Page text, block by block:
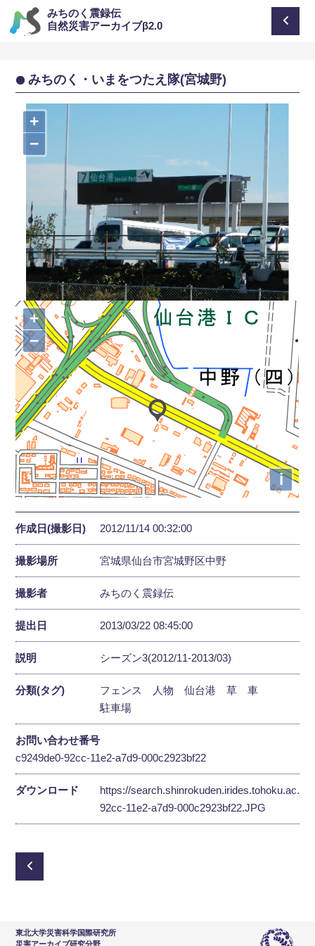
みちのく震録伝
自然災害アーカイブβ2.0
みちのく・いまをつたえ隊(宮城野)
+
−
+
−
i
作成日(撮影日) 2012/11/14 00:32:00
撮影場所 宮城県仙台市宮城野区中野
撮影者 みちのく震録伝
提出日 2013/03/22 08:45:00
説明 シーズン3(2012/11-2013/03)
分類(タグ) フェンス 人物 仙台港 草
車
駐車場
お問い合わせ番号
c9249de0-92cc-11e2-a7d9-000c2923bf22
ダウンロード
https://
92cc-11e2-a7d9-000c2923bf22.JPG
東北大学災害科学国際研究所
災害アーカイブ研究分野